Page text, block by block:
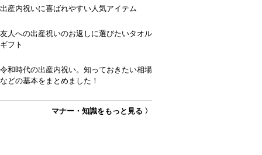
出産内祝いに喜ばれやすい人気アイテム
友人への出産祝いのお返しに選びたいタオル
ギフト
令和時代の出産内祝い。知っておきたい相場
などの基本をまとめました！
マナー・知識をもっと見る 〉